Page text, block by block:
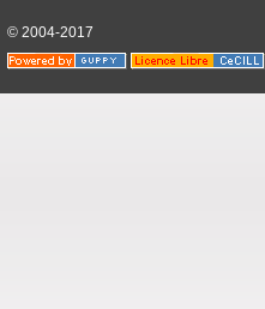
© 2004-2017